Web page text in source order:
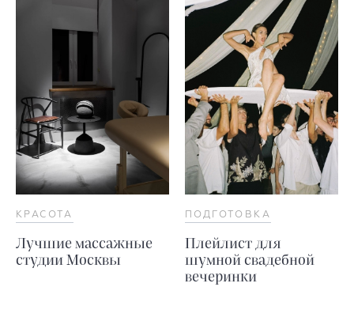
КРАСОТА
Лучшие массажные
студии Москвы
ПОДГОТОВКА
Плейлист для
шумной свадебной
вечеринки